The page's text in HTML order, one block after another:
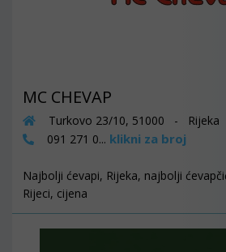
MC CHEVAP
Turkovo 23/10, 51000 - Rijeka
091 271 0... klikni za broj
Najbolji ćevapi, Rijeka, najbolji
Rijeci, cijena